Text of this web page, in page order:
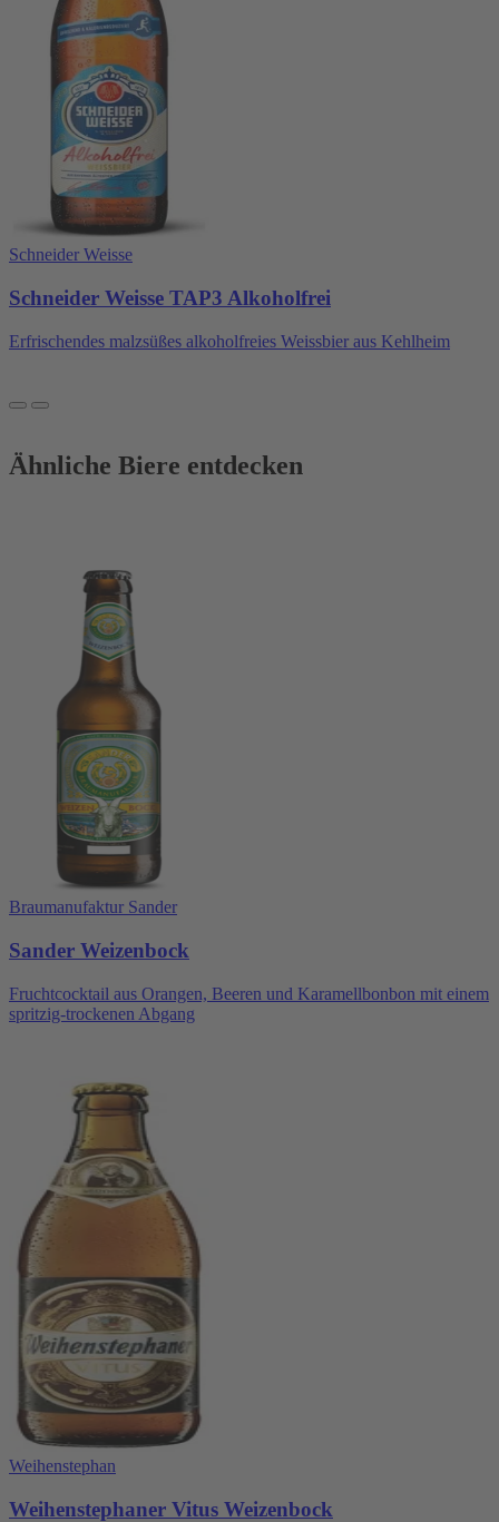
Schneider Weisse
Schneider Weisse TAP3 Alkoholfrei
Erfrischendes malzsüßes alkoholfreies Weissbier aus Kehlheim
Ähnliche Biere entdecken
Braumanufaktur Sander
Sander Weizenbock
Fruchtcocktail aus Orangen, Beeren und Karamellbonbon mit einem
spritzig-trockenen Abgang
Weihenstephan
Weihenstephaner Vitus Weizenbock